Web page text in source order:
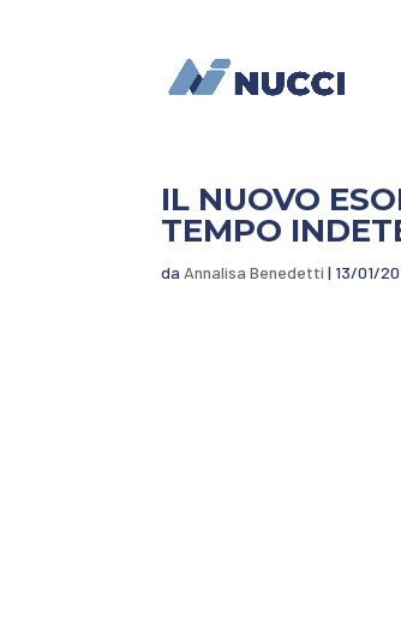
IL NUOVO
TEMPO
da Annalisa Benedetti | 13/01/